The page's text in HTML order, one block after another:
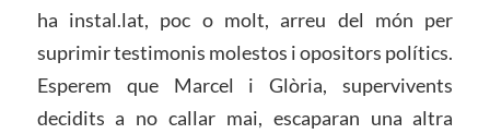
ha instal.lat, poc o molt, arreu del món per
suprimir testimonis molestos i opositors polítics.
Esperem que Marcel i Glòria, supervivents
decidits a no callar mai, escaparan una altra